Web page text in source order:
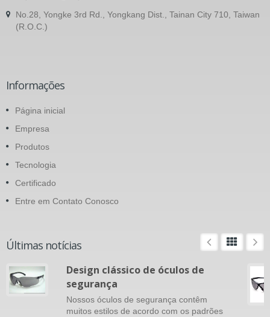
No.28, Yongke 3rd Rd., Yongkang Dist., Tainan City 710, Taiwan
(R.O.C.)
Informações
Página inicial
Empresa
Produtos
Tecnologia
Certificado
Entre em Contato Conosco
Últimas notícias
Design clássico de óculos de
segurança
Nossos óculos de segurança contêm
muitos estilos de acordo com os padrões